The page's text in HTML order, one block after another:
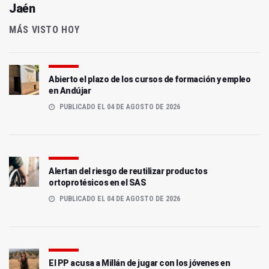
Jaén
MÁS VISTO HOY
Abierto el plazo de los cursos de formación y empleo
en Andújar
PUBLICADO EL 04 DE AGOSTO DE 2026
Alertan del riesgo de reutilizar productos
ortoprotésicos en el SAS
PUBLICADO EL 04 DE AGOSTO DE 2026
El PP acusa a Millán de jugar con los jóvenes en